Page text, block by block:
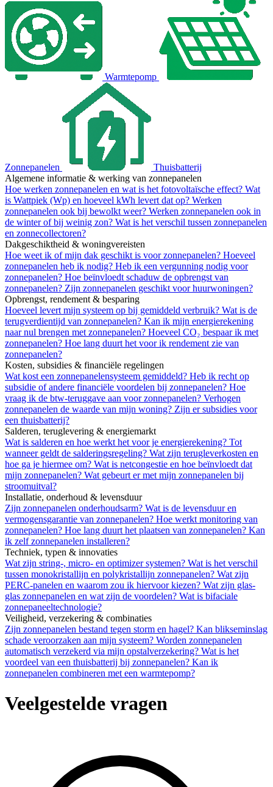
Warmtepomp
Zonnepanelen
Thuisbatterij
Algemene informatie & werking van zonnepanelen
Hoe werken zonnepanelen en wat is het fotovoltaïsche effect? Wat
is Wattpiek (Wp) en hoeveel kWh levert dat op? Werken
zonnepanelen ook bij bewolkt weer? Werken zonnepanelen ook in
de winter of bij weinig zon? Wat is het verschil tussen zonnepanelen
en zonnecollectoren?
Dakgeschiktheid & woningvereisten
Hoe weet ik of mijn dak geschikt is voor zonnepanelen? Hoeveel
zonnepanelen heb ik nodig? Heb ik een vergunning nodig voor
zonnepanelen? Hoe beïnvloedt schaduw de opbrengst van
zonnepanelen? Zijn zonnepanelen geschikt voor huurwoningen?
Opbrengst, rendement & besparing
Hoeveel levert mijn systeem op bij gemiddeld verbruik? Wat is de
terugverdientijd van zonnepanelen? Kan ik mijn energierekening
naar nul brengen met zonnepanelen? Hoeveel CO₂ bespaar ik met
zonnepanelen? Hoe lang duurt het voor ik rendement zie van
zonnepanelen?
Kosten, subsidies & financiële regelingen
Wat kost een zonnepanelensysteem gemiddeld? Heb ik recht op
subsidie of andere financiële voordelen bij zonnepanelen? Hoe
vraag ik de btw-teruggave aan voor zonnepanelen? Verhogen
zonnepanelen de waarde van mijn woning? Zijn er subsidies voor
een thuisbatterij?
Salderen, teruglevering & energiemarkt
Wat is salderen en hoe werkt het voor je energierekening? Tot
wanneer geldt de salderingsregeling? Wat zijn terugleverkosten en
hoe ga je hiermee om? Wat is netcongestie en hoe beïnvloedt dat
mijn zonnepanelen? Wat gebeurt er met mijn zonnepanelen bij
stroomuitval?
Installatie, onderhoud & levensduur
Zijn zonnepanelen onderhoudsarm? Wat is de levensduur en
vermogensgarantie van zonnepanelen? Hoe werkt monitoring van
zonnepanelen? Hoe lang duurt het plaatsen van zonnepanelen? Kan
ik zelf zonnepanelen installeren?
Techniek, typen & innovaties
Wat zijn string-, micro- en optimizer systemen? Wat is het verschil
tussen monokristallijn en polykristallijn zonnepanelen? Wat zijn
PERC-panelen en waarom zou ik hiervoor kiezen? Wat zijn glas-
glas zonnepanelen en wat zijn de voordelen? Wat is bifaciale
zonnepaneeltechnologie?
Veiligheid, verzekering & combinaties
Zijn zonnepanelen bestand tegen storm en hagel? Kan blikseminslag
schade veroorzaken aan mijn systeem? Worden zonnepanelen
automatisch verzekerd via mijn opstalverzekering? Wat is het
voordeel van een thuisbatterij bij zonnepanelen? Kan ik
zonnepanelen combineren met een warmtepomp?
Veelgestelde vragen